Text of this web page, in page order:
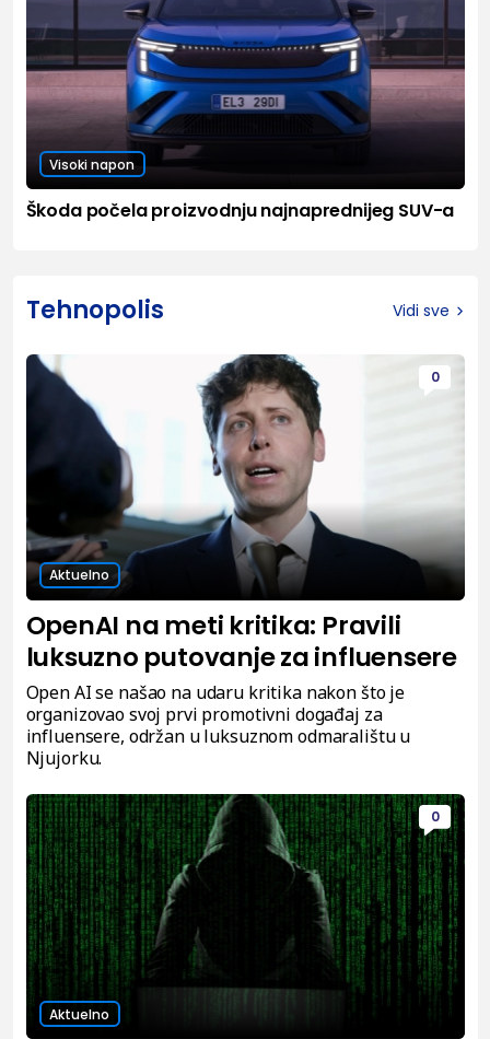
Visoki napon
Škoda počela proizvodnju najnaprednijeg SUV-a
Tehnopolis Vidi sve
0
Aktuelno
OpenAI na meti kritika: Pravili
luksuzno putovanje za influensere
Open AI se našao na udaru kritika nakon što je
organizovao svoj prvi promotivni događaj za
influensere, održan u luksuznom odmaralištu u
Njujorku.
0
Aktuelno